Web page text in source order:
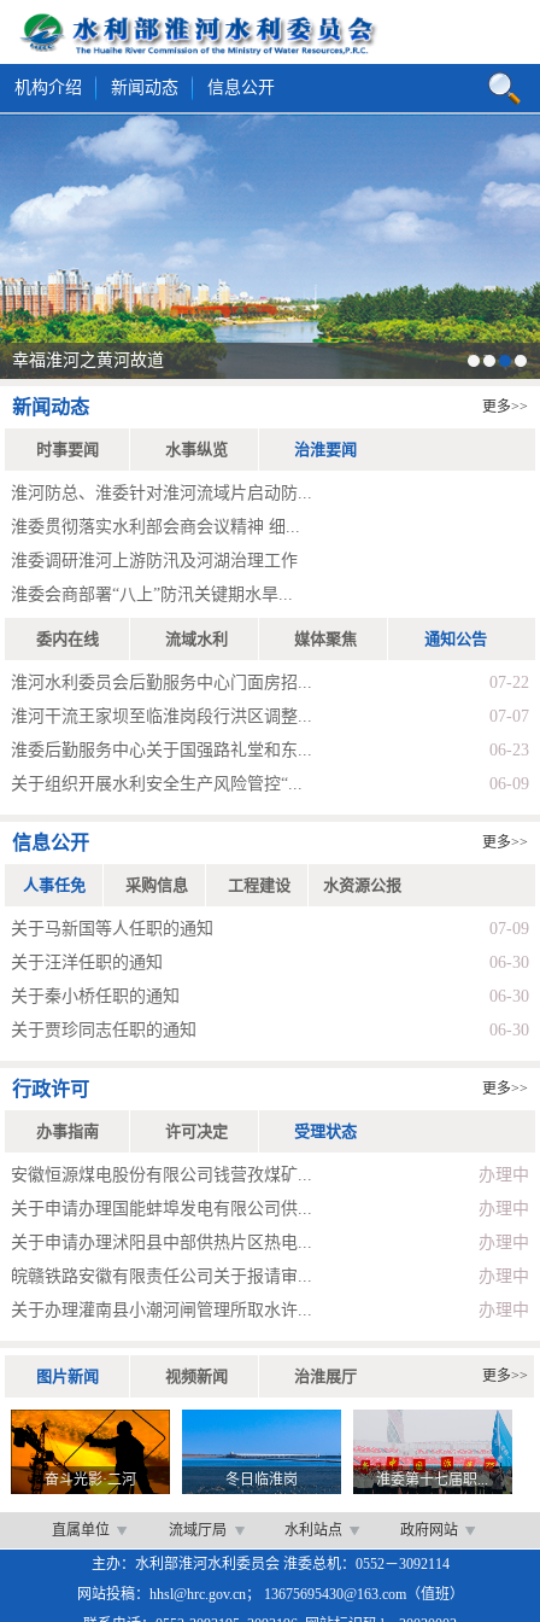
机构介绍 新闻动态 信息公开
幸福淮河之黄河故道 1 2 3 4
新闻动态 更多>>
时事要闻 水事纵览 治淮要闻
淮河防总、淮委针对淮河流域片启动防...
淮委贯彻落实水利部会商会议精神 细...
淮委调研淮河上游防汛及河湖治理工作
淮委会商部署“八上”防汛关键期水旱...
委内在线 流域水利 媒体聚焦 通知公告
淮河水利委员会后勤服务中心门面房招...
07-22
淮河干流王家坝至临淮岗段行洪区调整...
07-07
淮委后勤服务中心关于国强路礼堂和东...
06-23
关于组织开展水利安全生产风险管控“...
06-09
信息公开 更多>>
人事任免 采购信息 工程建设 水资源公报
关于马新国等人任职的通知
07-09
关于汪洋任职的通知
06-30
关于秦小桥任职的通知
06-30
关于贾珍同志任职的通知
06-30
行政许可 更多>>
办事指南 许可决定 受理状态
安徽恒源煤电股份有限公司钱营孜煤矿...
办理中
关于申请办理国能蚌埠发电有限公司供...
办理中
关于申请办理沭阳县中部供热片区热电...
办理中
皖赣铁路安徽有限责任公司关于报请审...
办理中
关于办理灌南县小潮河闸管理所取水许...
办理中
图片新闻 视频新闻 治淮展厅 更多>>
奋斗光影·二河 冬日临淮岗 淮委第十七届职...
直属单位 流域厅局 水利站点
政府网站
主办：水利部淮河水利委员会 淮委总机：0552－3092114
网站投稿：hhsl@hrc.gov.cn； 13675695430@163.com（值班）